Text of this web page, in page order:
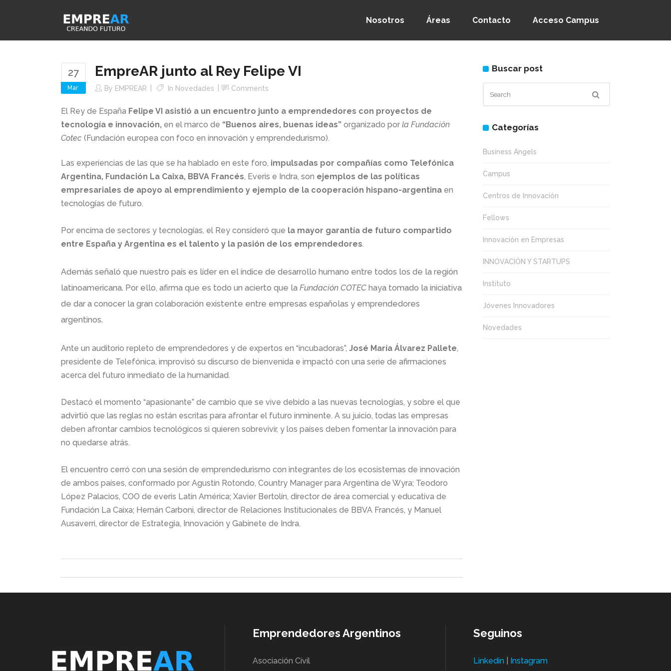
Nosotros Áreas Contacto Acceso Campus
27
Mar
EmpreAR junto al Rey Felipe VI
By EMPREAR In Novedades Comments
El Rey de España Felipe VI asistió a un encuentro junto a emprendedores con proyectos de
tecnología e innovación, en el marco de “Buenos aires, buenas ideas” organizado por la Fundación
Cotec (Fundación europea con foco en innovación y emprendedurismo).
Las experiencias de las que se ha hablado en este foro, impulsadas por compañías como Telefónica
Argentina, Fundación La Caixa, BBVA Francés, Everis e Indra, son ejemplos de las políticas
empresariales de apoyo al emprendimiento y ejemplo de la cooperación hispano-argentina en
tecnologías de futuro.
Por encima de sectores y tecnologías, el Rey consideró que la mayor garantía de futuro compartido
entre España y Argentina es el talento y la pasión de los emprendedores.
Además señaló que nuestro país es líder en el índice de desarrollo humano entre todos los de la región
latinoamericana. Por ello, afirma que es todo un acierto que la Fundación COTEC haya tomado la iniciativa
de dar a conocer la gran colaboración existente entre empresas españolas y emprendedores
argentinos.
Ante un auditorio repleto de emprendedores y de expertos en “incubadoras”, José María Álvarez Pallete,
presidente de Telefónica, improvisó su discurso de bienvenida e impactó con una serie de afirmaciones
acerca del futuro inmediato de la humanidad.
Destacó el momento “apasionante” de cambio que se vive debido a las nuevas tecnologías, y sobre el que
advirtió que las reglas no están escritas para afrontar el futuro inminente. A su juicio, todas las empresas
deben afrontar cambios tecnológicos si quieren sobrevivir, y los países deben fomentar la innovación para
no quedarse atrás.
El encuentro cerró con una sesión de emprendedurismo con integrantes de los ecosistemas de innovación
de ambos países, conformado por Agustín Rotondo, Country Manager para Argentina de Wyra; Teodoro
López Palacios, COO de everis Latin América; Xavier Bertolín, director de área comercial y educativa de
Fundación La Caixa; Hernán Carboni, director de Relaciones Institucionales de BBVA Francés, y Manuel
Ausaverri, director de Estrategia, Innovación y Gabinete de Indra.
Buscar post
Categorías
Business Angels
Campus
Centros de Innovación
Fellows
Innovación en Empresas
INNOVACIÓN Y STARTUPS
Instituto
Jóvenes Innovadores
Novedades
Emprendedores Argentinos
Asociación Civil
Seguinos
Linkedin| Instagram